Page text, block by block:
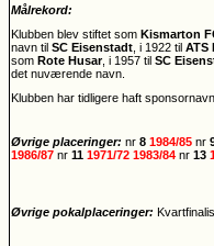
Målrekord:
Klubben blev stiftet som Kismarton
navn til SC Eisenstadt , i 1922 til ATS
som Rote Husar, i 1957 til SC
det nuværende navn.
Klubben har tidligere haft
Øvrige placeringer: nr 8 1984/85 nr
1986/87 nr 11 1971/72 1983/84 nr 13
Øvrige pokalplaceringer: